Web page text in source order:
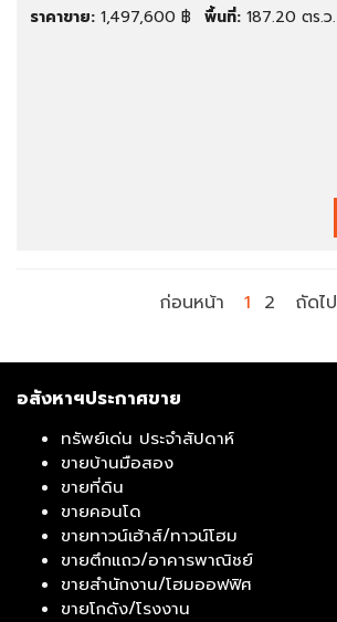
ราคาขาย: 1,497,600 ฿ พื้นที่: 187.20 ตร.ว.
ก่อนหน้า 1 2 ถัดไป
อสังหาฯประกาศขาย
ทรัพย์เด่น ประจำสัปดาห์
ขายบ้านมือสอง
ขายที่ดิน
ขายคอนโด
ขายทาวน์เฮ้าส์/ทาวน์โฮม
ขายตึกแถว/อาคารพาณิชย์
ขายสำนักงาน/โฮมออฟฟิศ
ขายโกดัง/โรงงาน